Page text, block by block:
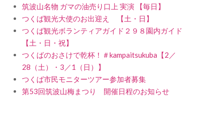
筑波山名物 ガマの油売り口上 実演 【毎日】
つくば観光大使のお出迎え 【土・日】
つくば観光ボランティアガイド２９８園内ガイド
【土・日・祝】
つくばのおさけで乾杯！＃kampaitsukuba【2／
28（土）・3／1（日）】
つくば市民モニターツアー参加者募集
第53回筑波山梅まつり 開催日程のお知らせ